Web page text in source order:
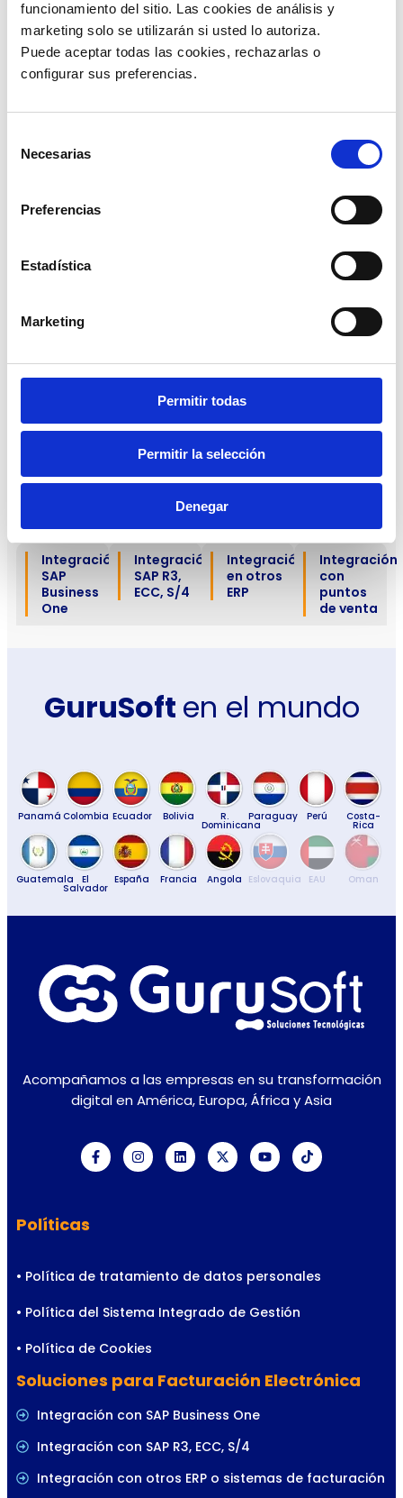
funcionamiento del sitio. Las cookies de análisis y
marketing solo se utilizarán si usted lo autoriza.
Puede aceptar todas las cookies, rechazarlas o
configurar sus preferencias.
Necesarias
Preferencias
Estadística
Marketing
Permitir todas
Permitir la selección
Denegar
Diseño Personalizado y Visualización del CAFE
(PDF).
Reenvío del mail de doc. electrónicos desde tu
punto de venta.
Manejo de cubos de información de ventas.
Consulta el estado de tus documentos dentro
Publicidad autoadministrada dentro de los pdf
Reporte de documentos emitidos con sus
Escríbenos y te contactaremos
en breve
Más soluciones
negocio.
Integración
SAP
Business
One
Integración
SAP R3,
ECC, S/4
Integración
en otros
ERP
Integración
con
puntos
de venta
GuruSoft en el mundo
Panamá Colombia Ecuador Bolivia R.
Dominicana
Paraguay Perú Costa-
Rica
Guatemala El
Salvador
España Francia Angola Eslovaquia EAU Oman
Acompañamos a las empresas en su transformación
digital en América, Europa, África y Asia
Políticas
• Política de tratamiento de datos personales
• Política del Sistema Integrado de Gestión
• Política de Cookies
Soluciones para Facturación Electrónica
Integración con SAP Business One
Integración con SAP R3, ECC, S/4
Integración con otros ERP o sistemas de facturación